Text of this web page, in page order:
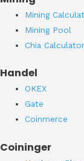
Mining
Mining Pool
Chia Calculator
Handel
OKEX
Gate
Coinmerce
Coininger